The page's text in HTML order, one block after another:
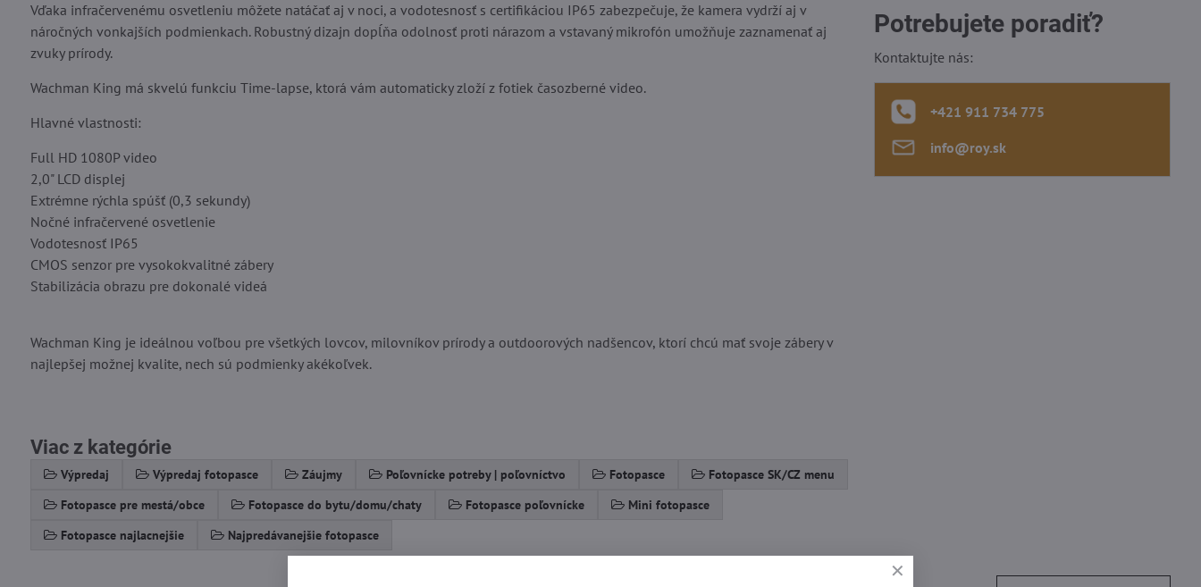
Vďaka infračervenému osvetleniu môžete natáčať aj v noci, a vodotesnosť s certifikáciou IP65 zabezpečuje, že kamera vydrží aj v
náročných vonkajších podmienkach. Robustný dizajn dopĺňa odolnosť proti nárazom a vstavaný mikrofón umožňuje zaznamenať aj
zvuky prírody.
Wachman King má skvelú funkciu Time-lapse, ktorá vám automaticky zloží z fotiek časozberné video.
Hlavné vlastnosti:
Full HD 1080P video
2,0" LCD displej
Extrémne rýchla spúšť (0,3 sekundy)
Nočné infračervené osvetlenie
Vodotesnosť IP65
CMOS senzor pre vysokokvalitné zábery
Stabilizácia obrazu pre dokonalé videá
Wachman King je ideálnou voľbou pre všetkých lovcov, milovníkov prírody a outdoorových nadšencov, ktorí chcú mať svoje zábery v
najlepšej možnej kvalite, nech sú podmienky akékoľvek.
Viac z kategórie
Výpredaj Výpredaj fotopasce Záujmy Poľovnícke potreby | poľovníctvo Fotopasce
Fotopasce SK/CZ menu
Fotopasce pre mestá/obce
Fotopasce do bytu/domu/chaty Fotopasce poľovnícke
Mini fotopasce
Fotopasce najlacnejšie
Najpredávanejšie fotopasce
Potrebujete poradiť?
Kontaktujte nás:
+421 911 734 775
info​@roy​.sk